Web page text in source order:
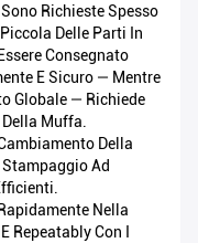
Richieste Spesso
Delle Parti In
Consegnato
E Sicuro — Mentre
Globale — Richiede
Muffa.
Della
Ad
Nella
Repeatably Con I